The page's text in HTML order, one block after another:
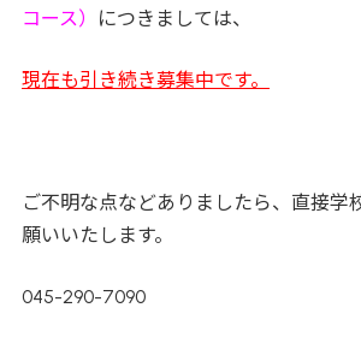
コース）
につきましては、
現在も引き続き募集中です。
ご不明な点などありましたら、直接学
願いいたします。
045-290-7090